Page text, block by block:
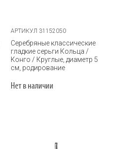
АРТИКУЛ 31152050
Серебряные классические
гладкие серьги Кольца /
Конго / Круглые, диаметр 5
см, родирование
Нет в наличии